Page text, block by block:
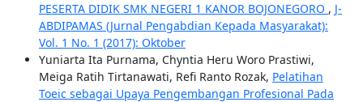
PESERTA DIDIK SMK NEGERI 1 KANOR BOJONEGORO , J-
ABDIPAMAS (Jurnal Pengabdian Kepada Masyarakat):
Vol. 1 No. 1 (2017): Oktober
Yuniarta Ita Purnama, Chyntia Heru Woro Prastiwi,
Meiga Ratih Tirtanawati, Refi Ranto Rozak, Pelatihan
Toeic sebagai Upaya Pengembangan Profesional Pada